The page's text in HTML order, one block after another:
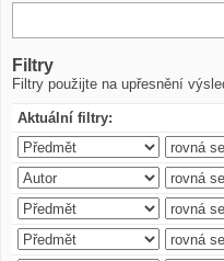
Filtry
Filtry použijte na upřesnění
Aktuální filtry: